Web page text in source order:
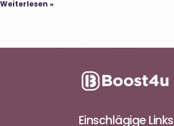
Weiterlesen »
Einschlägige Links